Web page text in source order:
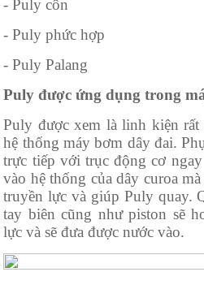
- Puly côn
- Puly phức hợp
- Puly Palang
Puly được ứng dụng trong
Puly được xem là linh kiện
hệ thống máy bơm dây đai.
trực tiếp với trục động cơ
vào hệ thống của dây curoa
truyền lực và giúp Puly quay.
tay biên cũng như piston sẽ
lực và sẽ đưa được nước vào.